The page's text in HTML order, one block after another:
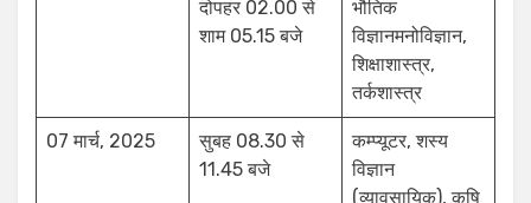
दोपहर 02.00 से
शाम 05.15 बजे
भौतिक
विज्ञानमनोविज्ञान,
शिक्षाशास्त्र,
तर्कशास्त्र
07 मार्च, 2025
सुबह 08.30 से
11.45 बजे
कम्प्यूटर, शस्य
विज्ञान
(व्यावसायिक), कृषि